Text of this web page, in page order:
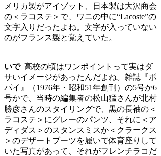
メリカ製がアイゾット、日本製は大沢商会
の＜ラコステ＞で、ワニの中に“Lacoste”の
文字入りだったよね。文字が入っていない
のがフランス製と覚えていた。
いで高校の頃はワンポイントって実はダ
サいイメージがあったんだよね。雑誌『ポ
パイ』（1976年・昭和51年創刊）の5号か6
号かで、当時の編集者の松山猛さんが北村
勝彦さんのスタイリングで、黒の長袖の＜
ラコステ＞にグレーのパンツ、それに＜ア
ディダス＞のスタンスミスか＜クラークス
＞のデザートブーツを履いて体育座りして
いた写真があって、それがフレンチラコだ